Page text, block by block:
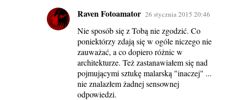
Raven Fotoamator 26 stycznia 2015 20:46
Nie sposób się z Tobą nie zgodzić. Co
poniektórzy zdają się w ogóle niczego nie
zauważać, a co dopiero różnic w
architekturze. Też zastanawiałem się nad
pojmującymi sztukę malarską "inaczej" ...
nie znalazłem żadnej sensownej
odpowiedzi.